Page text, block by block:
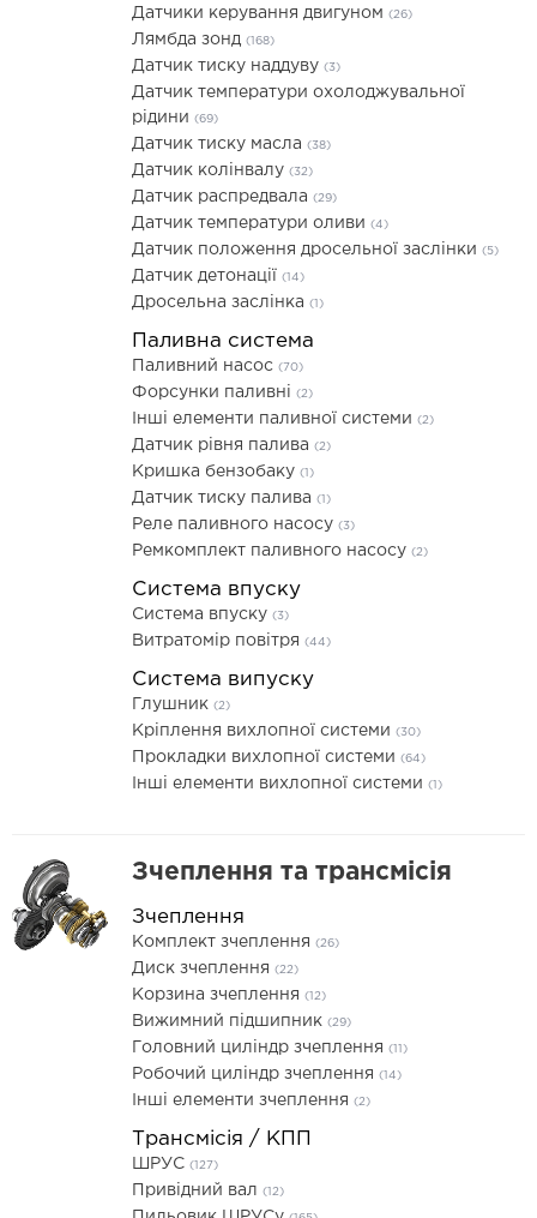
Датчики керування двигуном (26)
Лямбда зонд (168)
Датчик тиску наддуву (3)
Датчик температури охолоджувальної
рідини (69)
Датчик тиску масла (38)
Датчик колінвалу (32)
Датчик распредвала (29)
Датчик температури оливи (4)
Датчик положення дросельної заслінки (5)
Датчик детонації (14)
Дросельна заслінка (1)
Паливна система
Паливний насос (70)
Форсунки паливні (2)
Інші елементи паливної системи (2)
Датчик рівня палива (2)
Кришка бензобаку (1)
Датчик тиску палива (1)
Реле паливного насосу (3)
Ремкомплект паливного насосу (2)
Система впуску
Система впуску (3)
Витратомір повітря (44)
Система випуску
Глушник (2)
Кріплення вихлопної системи (30)
Прокладки вихлопної системи (64)
Інші елементи вихлопної системи (1)
Зчеплення та трансмісія
Зчеплення
Комплект зчеплення (26)
Диск зчеплення (22)
Корзина зчеплення (12)
Вижимний підшипник (29)
Головний циліндр зчеплення (11)
Робочий циліндр зчеплення (14)
Інші елементи зчеплення (2)
Трансмісія / КПП
ШРУС (127)
Привідний вал (12)